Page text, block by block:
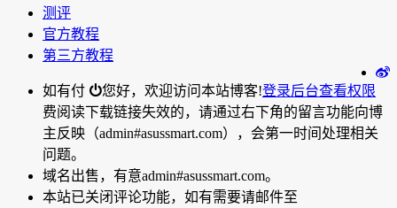
测评
官方教程
第三方教程
您好，欢迎访问本站博客!登录后台查看权限
如有付
费阅读下载链接失效的，请通过右下角的留言功能向博
主反映（admin#asussmart.com），会第一时间处理相关
问题。
域名出售，有意admin#asussmart.com。
本站已关闭评论功能，如有需要请邮件至